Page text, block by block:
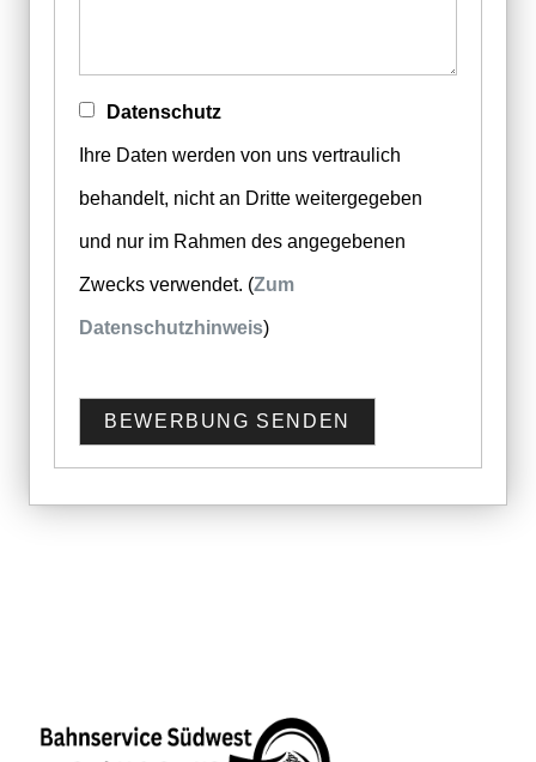
Datenschutz
Ihre Daten werden von uns vertraulich
behandelt, nicht an Dritte weitergegeben
und nur im Rahmen des angegebenen
Zwecks verwendet. (Zum
Datenschutzhinweis)